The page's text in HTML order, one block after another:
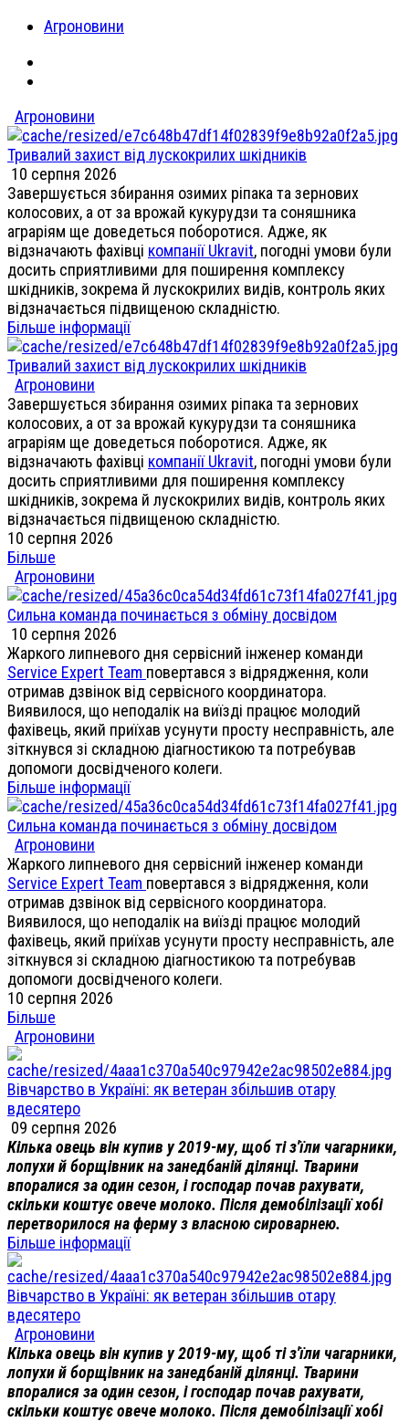
Агроновини
Агроновини
Тривалий захист від лускокрилих шкідників
10 серпня 2026
Завершується збирання озимих ріпака та зернових
колосових, а от за врожай кукурудзи та соняшника
аграріям ще доведеться поборотися. Адже, як
відзначають фахівці компанії Ukravit, погодні умови були
досить сприятливими для поширення комплексу
шкідників, зокрема й лускокрилих видів, контроль яких
відзначається підвищеною складністю.
Більше інформації
Тривалий захист від лускокрилих шкідників
Агроновини
Завершується збирання озимих ріпака та зернових
колосових, а от за врожай кукурудзи та соняшника
аграріям ще доведеться поборотися. Адже, як
відзначають фахівці компанії Ukravit, погодні умови були
досить сприятливими для поширення комплексу
шкідників, зокрема й лускокрилих видів, контроль яких
відзначається підвищеною складністю.
10 серпня 2026
Більше
Агроновини
Сильна команда починається з обміну досвідом
10 серпня 2026
Жаркого липневого дня сервісний інженер команди
Service Expert Team повертався з відрядження, коли
отримав дзвінок від сервісного координатора.
Виявилося, що неподалік на виїзді працює молодий
фахівець, який приїхав усунути просту несправність, але
зіткнувся зі складною діагностикою та потребував
допомоги досвідченого колеги.
Більше інформації
Сильна команда починається з обміну досвідом
Агроновини
Жаркого липневого дня сервісний інженер команди
Service Expert Team повертався з відрядження, коли
отримав дзвінок від сервісного координатора.
Виявилося, що неподалік на виїзді працює молодий
фахівець, який приїхав усунути просту несправність, але
зіткнувся зі складною діагностикою та потребував
допомоги досвідченого колеги.
10 серпня 2026
Більше
Агроновини
Вівчарство в Україні: як ветеран збільшив отару
вдесятеро
09 серпня 2026
Кілька овець він купив у 2019-му, щоб ті з'їли чагарники,
лопухи й борщівник на занедбаній ділянці. Тварини
впоралися за один сезон, і господар почав рахувати,
скільки коштує овече молоко. Після демобілізації хобі
перетворилося на ферму з власною сироварнею.
Більше інформації
Вівчарство в Україні: як ветеран збільшив отару
вдесятеро
Агроновини
Кілька овець він купив у 2019-му, щоб ті з'їли чагарники,
лопухи й борщівник на занедбаній ділянці. Тварини
впоралися за один сезон, і господар почав рахувати,
скільки коштує овече молоко. Після демобілізації хобі